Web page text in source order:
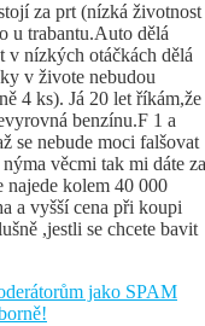
za prt (nízká životnost
u trabantu.Auto dělá
v nízkých otáčkách dělá
v živote nebudou
4 ks). Já 20 let říkám,že
benzínu.F 1 a
se nebude moci falšovat
věcmi tak mi dáte za
najede kolem 40 000
a vyšší cena při koupi
,jestli se chcete bavit
jako SPAM